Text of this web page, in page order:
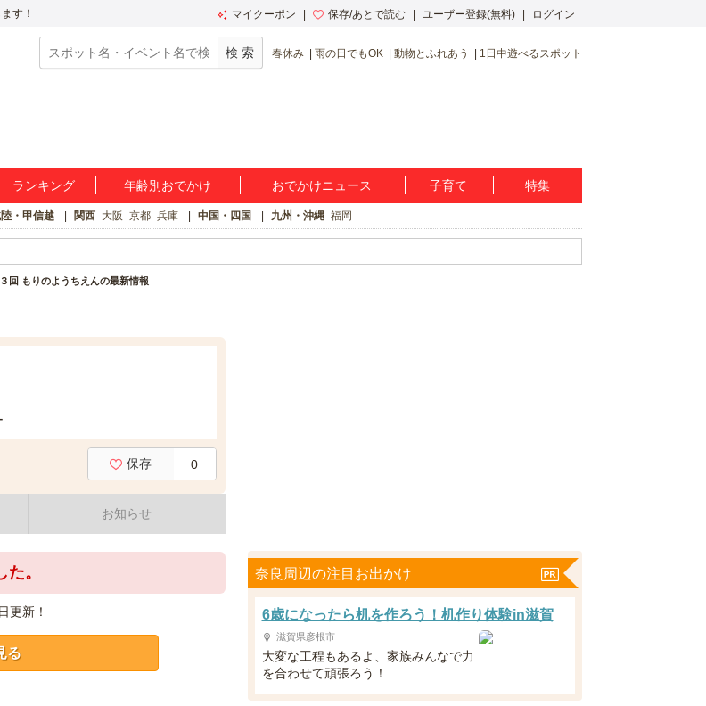
す！ マイクーポン 保存/あとで読む ユーザー登録(無料) ログイン
春休み 雨の日でもOK 動物とふれあう 1日中遊べるスポット
ランキング 年齢別おでかけ おでかけニュース 子育て 特集
・甲信越 関西 大阪 京都 兵庫 中国・四国 九州・沖縄 福岡
回 もりのようちえんの最新情報
保存 0
お知らせ
。
更新！
る
奈良周辺の注目お出かけ
6歳になったら机を作ろう！机作り体験in滋賀
滋賀県彦根市
大変な工程もあるよ、家族みんなで力
を合わせて頑張ろう！